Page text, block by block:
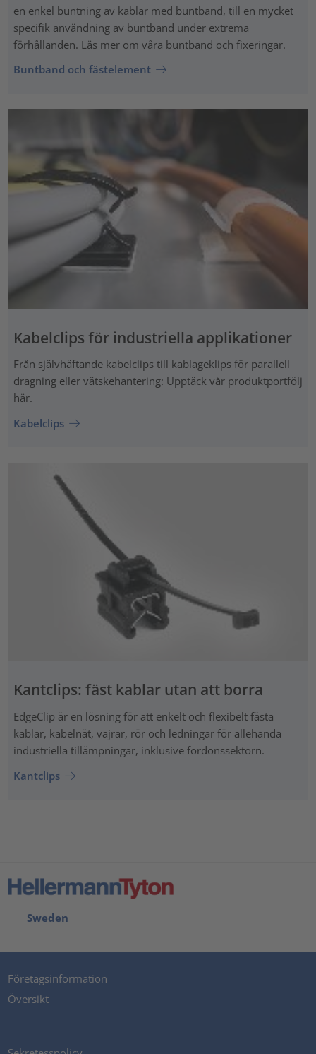
en enkel buntning av kablar med buntband, till en mycket
specifik användning av buntband under extrema
förhållanden. Läs mer om våra buntband och fixeringar.
Buntband och fästelement
Kabelclips för industriella applikationer
Från självhäftande kabelclips till kablageklips för parallell
dragning eller vätskehantering: Upptäck vår produktportfölj
här.
Kabelclips
Kantclips: fäst kablar utan att borra
EdgeClip är en lösning för att enkelt och flexibelt fästa
kablar, kabelnät, vajrar, rör och ledningar för allehanda
industriella tillämpningar, inklusive fordonssektorn.
Kantclips
Sweden
Företagsinformation
Översikt